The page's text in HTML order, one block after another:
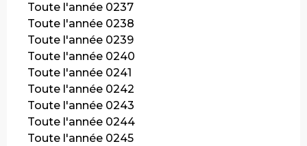
Toute l'année 0237
Toute l'année 0238
Toute l'année 0239
Toute l'année 0240
Toute l'année 0241
Toute l'année 0242
Toute l'année 0243
Toute l'année 0244
Toute l'année 0245